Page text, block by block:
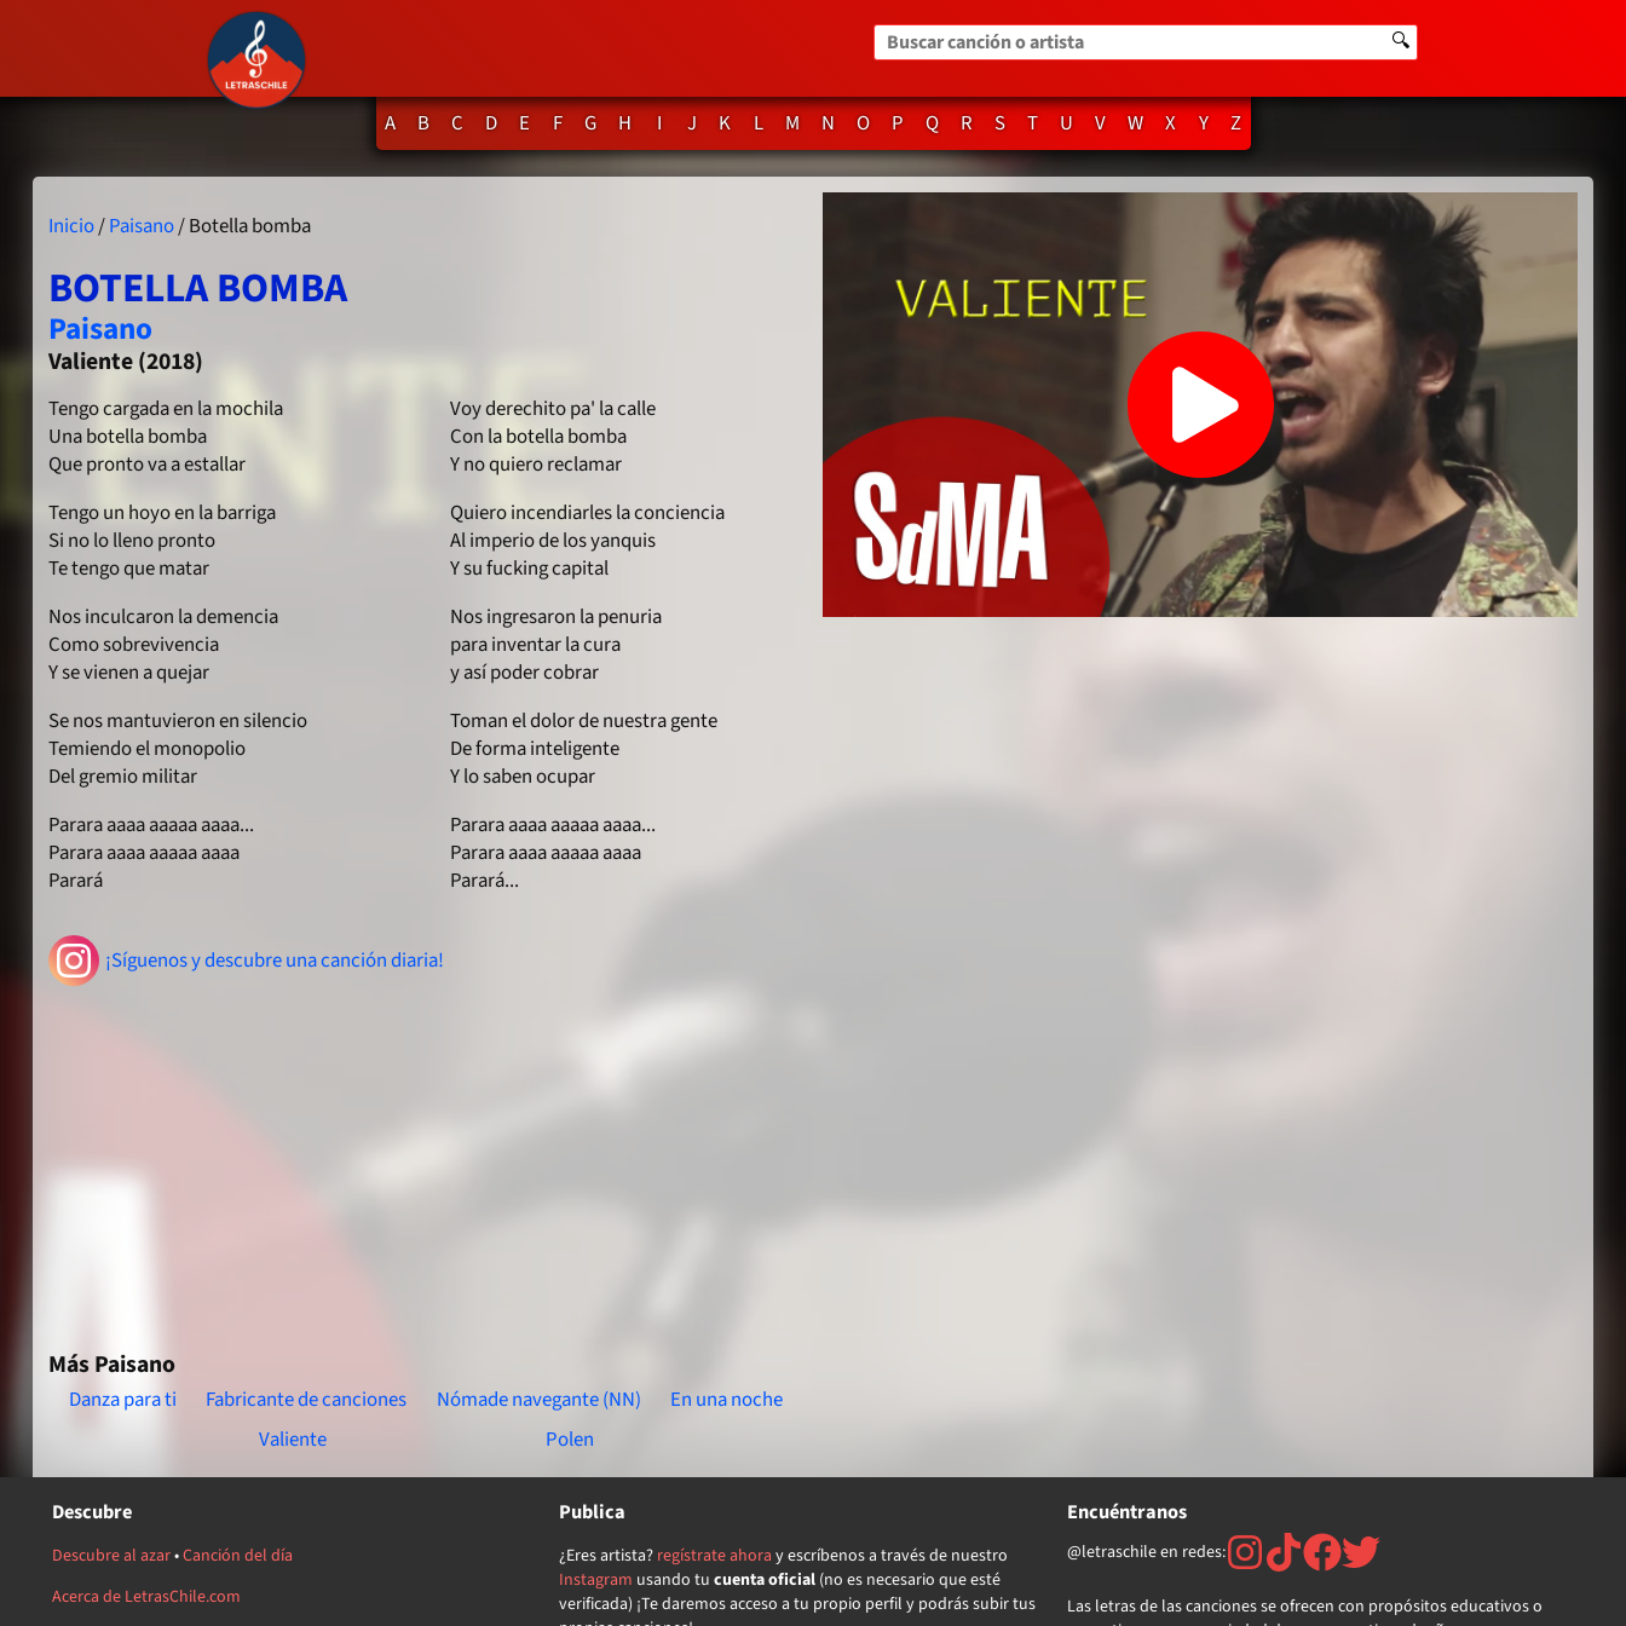
Buscar canción o artista 🔍
A B C D E F G H I J K L M N O P Q R S T U V W X Y Z
Inicio/Paisano/ Botella bomba
BOTELLA BOMBA
Paisano
Valiente (2018)
Tengo cargada en la mochila
Una botella bomba
Que pronto va a estallar
Tengo un hoyo en la barriga
Si no lo lleno pronto
Te tengo que matar
Nos inculcaron la demencia
Como sobrevivencia
Y se vienen a quejar
Se nos mantuvieron en silencio
Temiendo el monopolio
Del gremio militar
Parara aaaa aaaaa aaaa...
Parara aaaa aaaaa aaaa
Parará
Voy derechito pa' la calle
Con la botella bomba
Y no quiero reclamar
Quiero incendiarles la conciencia
Al imperio de los yanquis
Y su fucking capital
Nos ingresaron la penuria
para inventar la cura
y así poder cobrar
Toman el dolor de nuestra gente
De forma inteligente
Y lo saben ocupar
Parara aaaa aaaaa aaaa...
Parara aaaa aaaaa aaaa
Parará...
¡Síguenos y descubre una canción diaria!
Más Paisano
Danza para ti Fabricante de canciones Nómade navegante (NN)
En una noche
Valiente
Polen
Descubre
Descubre al azar•Canción del día
Acerca de LetrasChile.com
Publica
¿Eres artista? regístrate ahora y escríbenos a través de nuestro
Instagram usando tucuenta oficial (no es necesario que esté
verificada) ¡Te daremos acceso a tu propio perfil y podrás subir tus
Encuéntranos
@letraschile en redes:
Las letras de las canciones se ofrecen con propósitos educativos o